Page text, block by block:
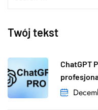
Twój tekst
ChatGPT